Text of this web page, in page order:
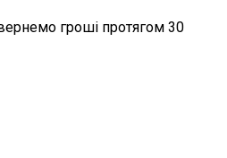
гроші протягом 30